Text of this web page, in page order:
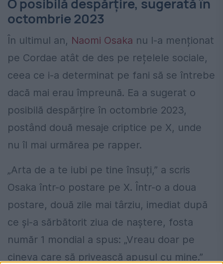
O posibilă despărțire, sugerată în
octombrie 2023
În ultimul an, Naomi Osaka nu l-a menționat
pe Cordae atât de des pe rețelele sociale,
ceea ce i-a determinat pe fani să se întrebe
dacă mai erau împreună. Ea a sugerat o
posibilă despărțire în octombrie 2023,
postând două mesaje criptice pe X, unde
nu îl mai urmărea pe rapper.
„Arta de a te iubi pe tine însuți,” a scris
Osaka într-o postare pe X. Într-o a doua
postare, două zile mai târziu, imediat după
ce și-a sărbătorit ziua de naștere, fosta
număr 1 mondial a spus: „Vreau doar pe
cineva care să privească apusul cu mine.”